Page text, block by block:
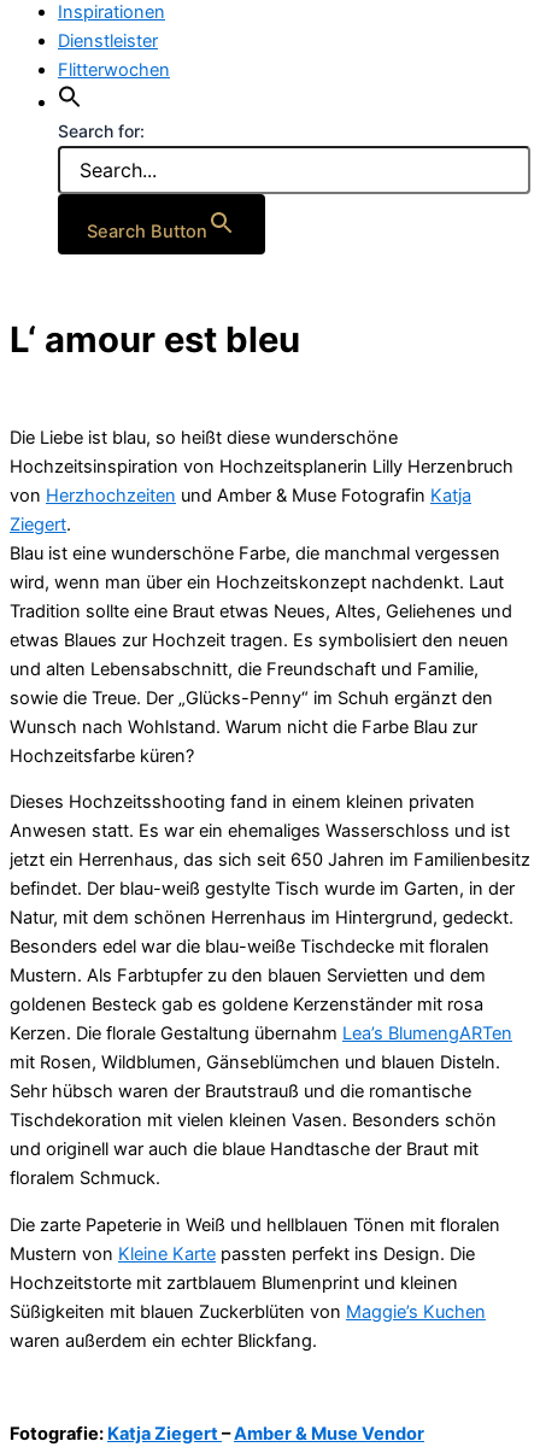
Inspirationen
Dienstleister
Flitterwochen
Search for:
Search Button
L‘ amour est bleu
Die Liebe ist blau, so heißt diese wunderschöne
Hochzeitsinspiration von Hochzeitsplanerin Lilly Herzenbruch
von Herzhochzeiten und Amber & Muse Fotografin Katja
Ziegert.
Blau ist eine wunderschöne Farbe, die manchmal vergessen
wird, wenn man über ein Hochzeitskonzept nachdenkt. Laut
Tradition sollte eine Braut etwas Neues, Altes, Geliehenes und
etwas Blaues zur Hochzeit tragen. Es symbolisiert den neuen
und alten Lebensabschnitt, die Freundschaft und Familie,
sowie die Treue. Der „Glücks-Penny“ im Schuh ergänzt den
Wunsch nach Wohlstand. Warum nicht die Farbe Blau zur
Hochzeitsfarbe küren?
Dieses Hochzeitsshooting fand in einem kleinen privaten
Anwesen statt. Es war ein ehemaliges Wasserschloss und ist
jetzt ein Herrenhaus, das sich seit 650 Jahren im Familienbesitz
befindet. Der blau-weiß gestylte Tisch wurde im Garten, in der
Natur, mit dem schönen Herrenhaus im Hintergrund, gedeckt.
Besonders edel war die blau-weiße Tischdecke mit floralen
Mustern. Als Farbtupfer zu den blauen Servietten und dem
goldenen Besteck gab es goldene Kerzenständer mit rosa
Kerzen. Die florale Gestaltung übernahm Lea’s BlumengARTen
mit Rosen, Wildblumen, Gänseblümchen und blauen Disteln.
Sehr hübsch waren der Brautstrauß und die romantische
Tischdekoration mit vielen kleinen Vasen. Besonders schön
und originell war auch die blaue Handtasche der Braut mit
floralem Schmuck.
Die zarte Papeterie in Weiß und hellblauen Tönen mit floralen
Mustern von Kleine Karte passten perfekt ins Design. Die
Hochzeitstorte mit zartblauem Blumenprint und kleinen
Süßigkeiten mit blauen Zuckerblüten von Maggie’s Kuchen
waren außerdem ein echter Blickfang.
Fotografie: Katja Ziegert–Amber & Muse Vendor